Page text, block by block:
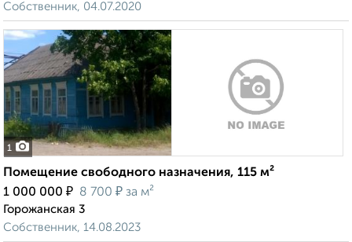
Собственник, 04.07.2020
1
Помещение свободного назначения, 115 м²
1 000 000 ₽ 8 700 ₽ за м²
Горожанская 3
Собственник, 14.08.2023